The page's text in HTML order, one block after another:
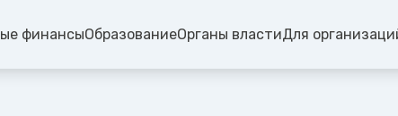
финансыОбразованиеОрганы властиДля